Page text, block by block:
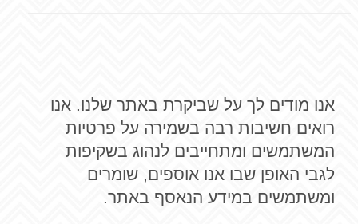
אנו מודים לך על שביקרת באתר שלנו. אנו
רואים חשיבות רבה בשמירה על פרטיות
המשתמשים ומתחייבים לנהוג בשקיפות
לגבי האופן שבו אנו אוספים, שומרים
ומשתמשים במידע הנאסף באתר.